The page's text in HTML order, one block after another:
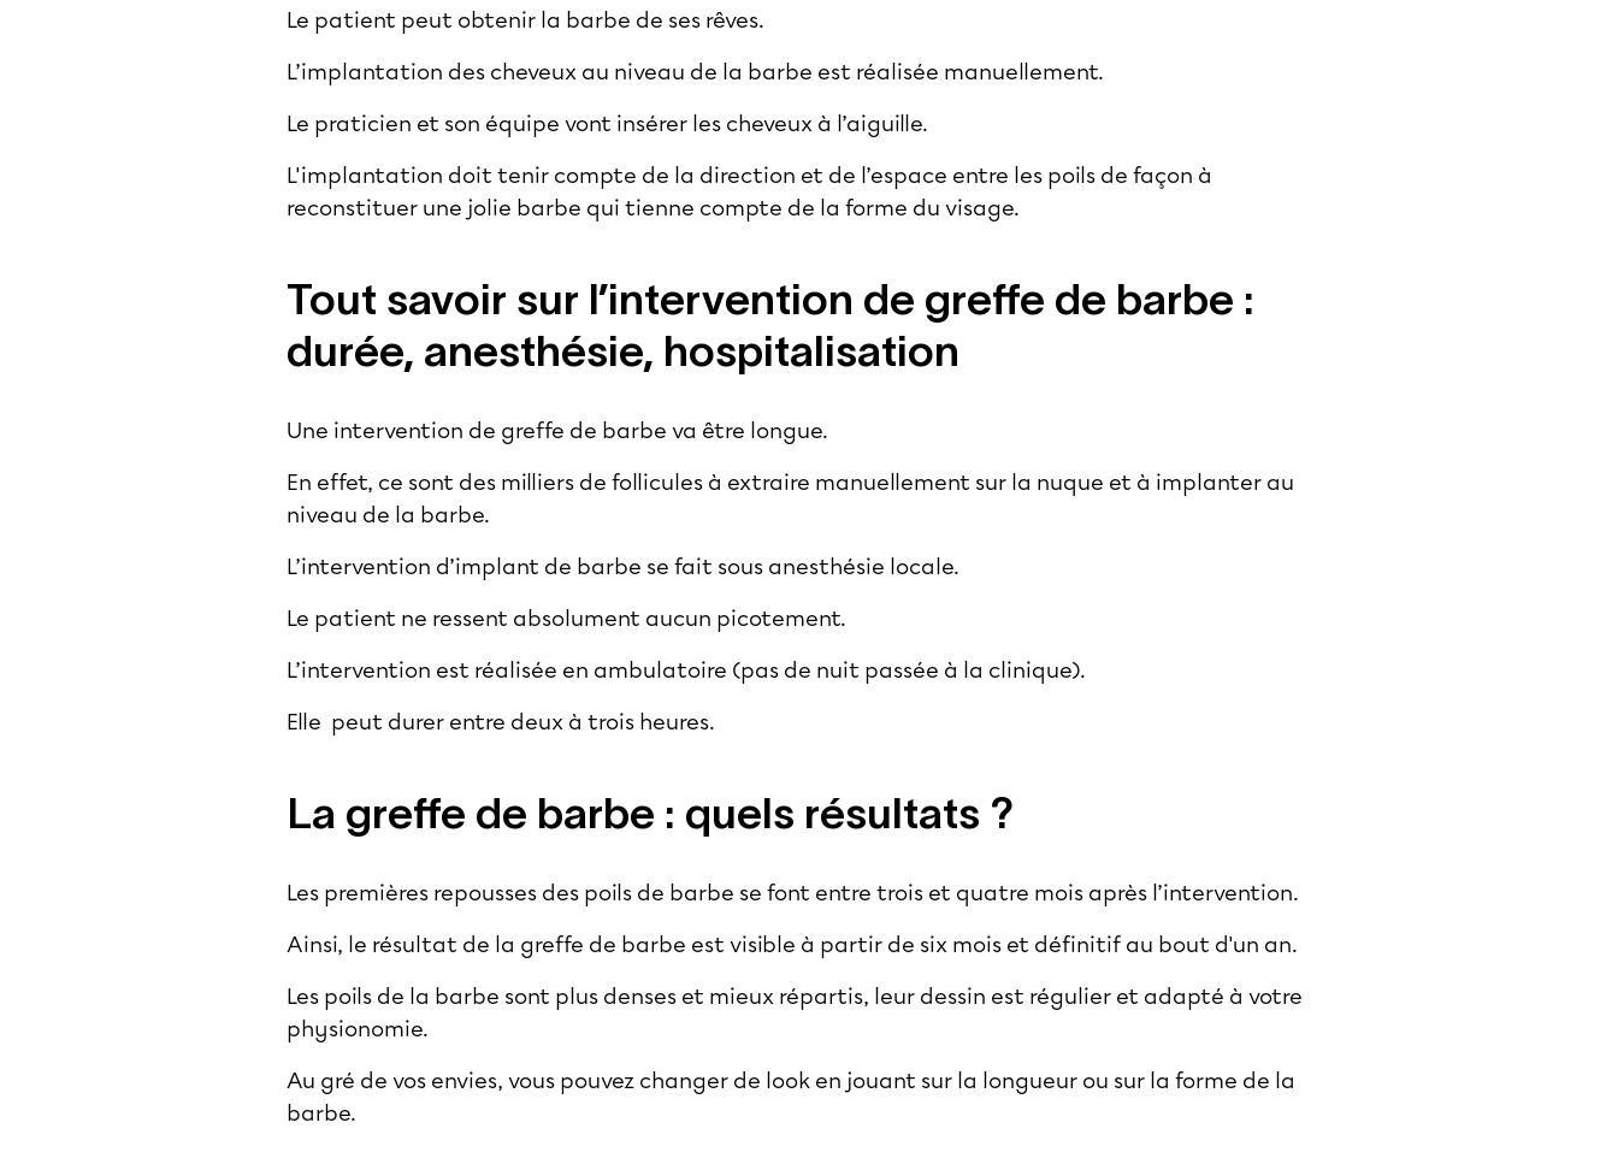
Le patient peut obtenir la barbe de ses rêves.
L’implantation des cheveux au niveau de la barbe est réalisée manuellement.
Le praticien et son équipe vont insérer les cheveux à l’aiguille.
L'implantation doit tenir compte de la direction et de l’espace entre les poils de façon à
reconstituer une jolie barbe qui tienne compte de la forme du visage.
Tout savoir sur l’intervention de greffe de barbe :
durée, anesthésie, hospitalisation
Une intervention de greffe de barbe va être longue.
En effet, ce sont des milliers de follicules à extraire manuellement sur la nuque et à implanter au
niveau de la barbe.
L’intervention d’implant de barbe se fait sous anesthésie locale.
Le patient ne ressent absolument aucun picotement.
L’intervention est réalisée en ambulatoire (pas de nuit passée à la clinique).
Elle peut durer entre deux à trois heures.
La greffe de barbe : quels résultats ?
Les premières repousses des poils de barbe se font entre trois et quatre mois après l’intervention.
Ainsi, le résultat de la greffe de barbe est visible à partir de six mois et définitif au bout d'un an.
Les poils de la barbe sont plus denses et mieux répartis, leur dessin est régulier et adapté à votre
physionomie.
Au gré de vos envies, vous pouvez changer de look en jouant sur la longueur ou sur la forme de la
barbe.